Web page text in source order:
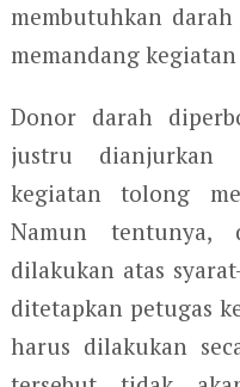
membutuhkan
memandang
Donor darah
justru dianjurkan
kegiatan tolong
Namun tentunya,
dilakukan atas
ditetapkan petugas
harus dilakukan